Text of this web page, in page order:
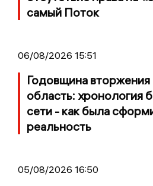
самый Поток
06/08/2026 15:51
Годовщина
область: хронология
сети - как была
реальность
05/08/2026 16:50